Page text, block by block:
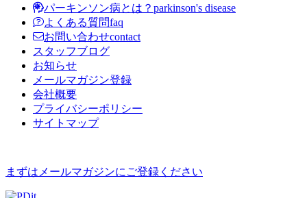
パーキンソン病とは？ parkinson's disease
よくある質問faq
お問い合わせcontact
スタッフブログ
お知らせ
メールマガジン登録
会社概要
プライバシーポリシー
サイトマップ
まずはメールマガジンにご登録ください